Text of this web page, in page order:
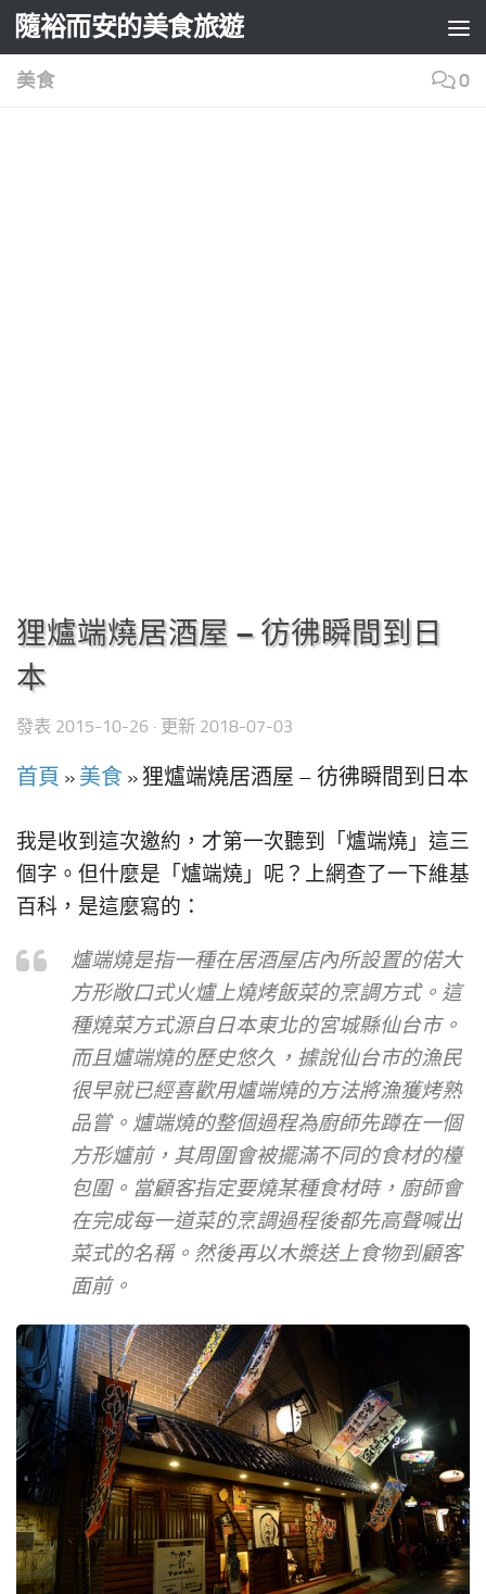
Skip to content
隨裕而安的美食旅遊
美食 0
狸爐端燒居酒屋 – 彷彿瞬間到日
本
發表 2015-10-26 · 更新 2018-07-03
首頁 » 美食 » 狸爐端燒居酒屋 – 彷彿瞬間到日本
我是收到這次邀約，才第一次聽到「爐端燒」這三
個字。但什麼是「爐端燒」呢？上網查了一下維基
百科，是這麼寫的：
爐端燒是指一種在居酒屋店內所設置的偌大
方形敞口式火爐上燒烤飯菜的烹調方式。這
種燒菜方式源自日本東北的宮城縣仙台市。
而且爐端燒的歷史悠久，據說仙台市的漁民
很早就已經喜歡用爐端燒的方法將漁獲烤熟
品嘗。爐端燒的整個過程為廚師先蹲在一個
方形爐前，其周圍會被擺滿不同的食材的檯
包圍。當顧客指定要燒某種食材時，廚師會
在完成每一道菜的烹調過程後都先高聲喊出
菜式的名稱。然後再以木槳送上食物到顧客
面前。